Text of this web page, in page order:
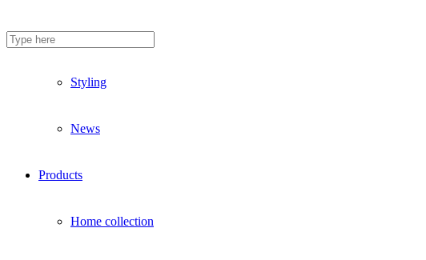
Fireproof sofas
Styling
News
Products
Home collection